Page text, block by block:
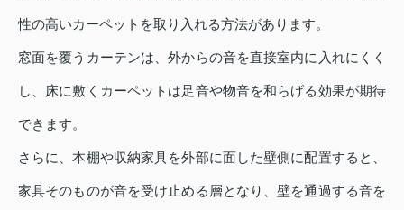
性の高いカーペットを取り入れる方法があります。
窓面を覆うカーテンは、外からの音を直接室内に入れにくく
し、床に敷くカーペットは足音や物音を和らげる効果が期待
できます。
さらに、本棚や収納家具を外部に面した壁側に配置すると、
家具そのものが音を受け止める層となり、壁を通過する音を